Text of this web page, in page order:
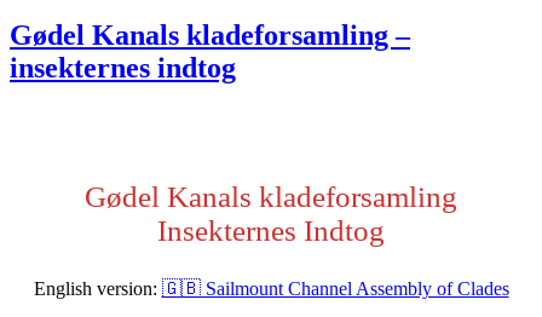
Gødel Kanals kladeforsamling –
insekternes indtog
Gødel Kanals kladeforsamling
Insekternes Indtog
English version: 🇬🇧 Sailmount Channel Assembly of Clades